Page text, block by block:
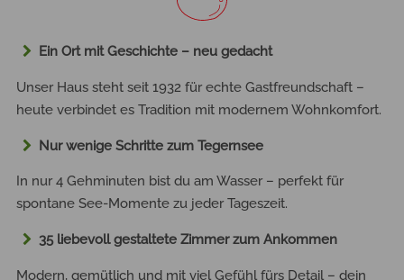
Ein Ort mit Geschichte – neu gedacht
Unser Haus steht seit 1932 für echte Gastfreundschaft –
heute verbindet es Tradition mit modernem Wohnkomfort.
Nur wenige Schritte zum Tegernsee
In nur 4 Gehminuten bist du am Wasser – perfekt für
spontane See-Momente zu jeder Tageszeit.
35 liebevoll gestaltete Zimmer zum Ankommen
Modern, gemütlich und mit viel Gefühl fürs Detail – dein